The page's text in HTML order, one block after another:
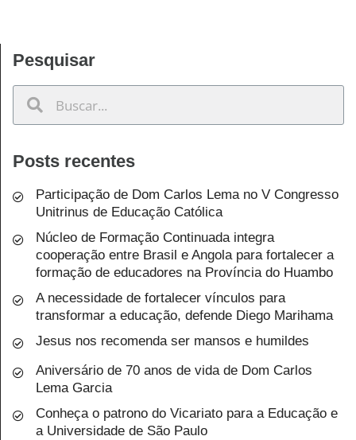
Pesquisar
Posts recentes
Participação de Dom Carlos Lema no V Congresso
Unitrinus de Educação Católica
Núcleo de Formação Continuada integra
cooperação entre Brasil e Angola para fortalecer a
formação de educadores na Província do Huambo
A necessidade de fortalecer vínculos para
transformar a educação, defende Diego Marihama
Jesus nos recomenda ser mansos e humildes
Aniversário de 70 anos de vida de Dom Carlos
Lema Garcia
Conheça o patrono do Vicariato para a Educação e
a Universidade de São Paulo